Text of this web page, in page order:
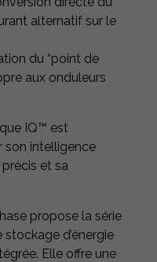
alternatif sur le
du “point de
aux onduleurs
IQ™ est
son intelligence
et sa
propose la série
d’énergie
Elle offre une